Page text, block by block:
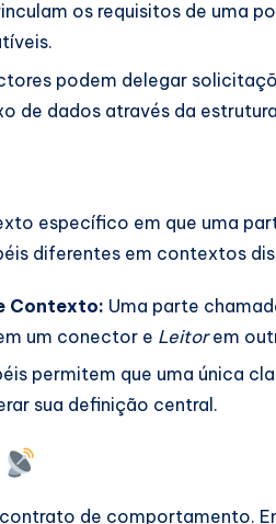
os requisitos de uma
podem delegar
de dados através da
específico em que uma
diferentes em contextos
Contexto: Uma parte
um conector e Leitorem
permitem que uma única
sua definição central.
de comportamento.